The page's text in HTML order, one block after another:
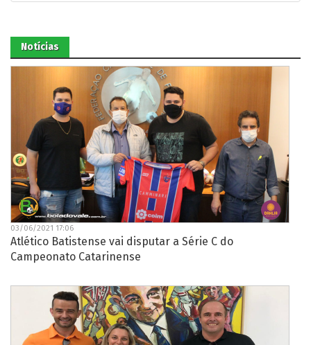
Notícias
03/06/2021 17:06
Atlético Batistense vai disputar a Série C do
Campeonato Catarinense